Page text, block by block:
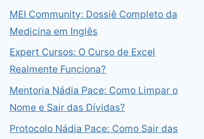
MEI Community: Dossiê Completo da
Medicina em Inglês
Expert Cursos: O Curso de Excel
Realmente Funciona?
Mentoria Nádia Pace: Como Limpar o
Nome e Sair das Dívidas?
Protocolo Nádia Pace: Como Sair das